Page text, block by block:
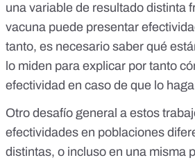
una variable de resultado distinta
vacuna puede presentar
tanto, es necesario saber qué
lo miden para explicar por tanto
efectividad en caso de que lo
Otro desafío general a estos
efectividades en poblaciones
distintas, o incluso en una misma